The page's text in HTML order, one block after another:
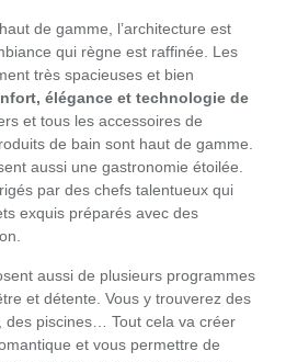
de gamme, l’architecture est
qui règne est raffinée. Les
très spacieuses et bien
élégance et technologie de
et tous les accessoires de
de bain sont haut de gamme.
aussi une gastronomie étoilée.
par des chefs talentueux qui
exquis préparés avec des
aussi de plusieurs programmes
et détente. Vous y trouverez des
des piscines… Tout cela va créer
et vous permettre de